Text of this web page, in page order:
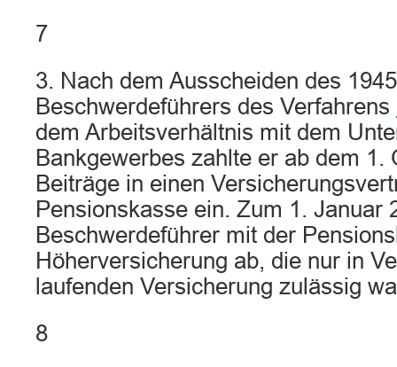
7
3. Nach dem Ausscheiden des
Beschwerdeführers des Verfahrens
dem Arbeitsverhältnis mit dem
Bankgewerbes zahlte er ab dem 1.
Beiträge in einen
Pensionskasse ein. Zum 1. Januar
Beschwerdeführer mit der
Höherversicherung ab, die nur in
laufenden Versicherung zulässig
8